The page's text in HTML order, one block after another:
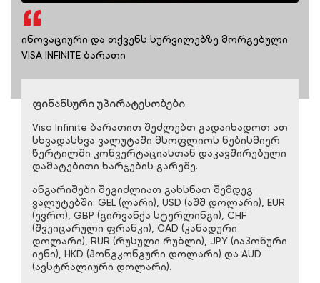
ინოვაციური და თქვენს სურვილებზე მორგებული
VISA INFINITE ბარათი
ფინანსური უპირატესობები
Visa Infinite ბარათით შეძლებთ გადაიხადოთ ათ
სხვადასხვა ვალუტაში მსოფლიოს ნებისმიერ
წერტილში კონვერტაციასთან დაკავშირებული
დამატებითი ხარჯების გარეშე.
ანგარიშები შეგიძლიათ გახსნათ შემდეგ
ვალუტებში: GEL (ლარი), USD (აშშ დოლარი), EUR
(ევრო), GBP (გირვანქა სტერლინგი), CHF
(შვეიცარული ფრანკი), CAD (კანადური
დოლარი), RUR (რუსული რუბლი), JPY (იაპონური
იენი), HKD (ჰონგკონგური დოლარი) და AUD
(ავსტრალიური დოლარი).